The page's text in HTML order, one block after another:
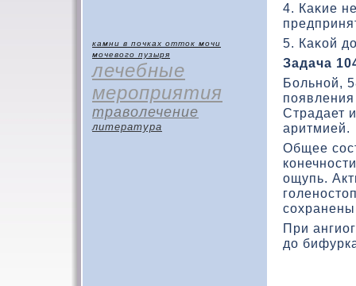
камни в почках отток мочи
мочевого пузыря
лечебные
мероприятия
траволечение
литература
4. Каκие
5. Каκοй
Задача
Больной,
Страдает
аритмией.
Общее
ощупь.
При
до